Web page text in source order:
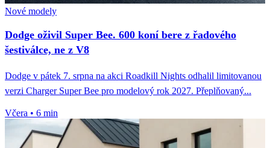
Nové modely
Dodge oživil Super Bee. 600 koní bere z řadového
šestiválce, ne z V8
Dodge v pátek 7. srpna na akci Roadkill Nights odhalil limitovanou
verzi Charger Super Bee pro modelový rok 2027. Přeplňovaný...
Včera • 6 min